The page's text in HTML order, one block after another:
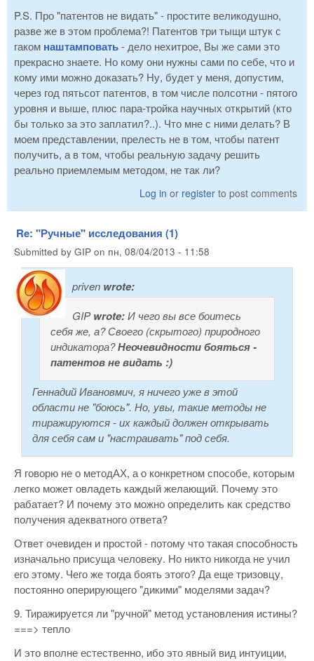
P.S. Про "патентов не видать" - простите великодушно,
разве же в этом проблема?! Патентов три тыщи штук с
гаком наштамповать- дело нехитрое, Вы же сами это
прекрасно знаете. Но кому они нужны сами по себе, что и
кому ими можно доказать? Ну, будет у меня, допустим,
через год пятьсот патентов, в том числе полсотни - пятого
уровня и выше, плюс пара-тройка научных открытий (кто
бы только за это заплатил?..). Что мне с ними делать? В
моем представлении, прелесть не в том, чтобы патент
получить, а в том, чтобы реальную задачу решить
реально приемлемым методом, не так ли?
Log in or register to post comments
Re: "Ручные" исследования (1)
Submitted by GIP on пн, 08/04/2013 - 11:58
priven wrote:
GIPwrote:И чего вы все боитесь
себя же, а? Своего (скрытого) природного
индикатора?Неочевидности бояться -
патентов не видать :)
Геннадий Ивановмич, я ничего уже в этой
области не "боюсь". Но, увы, такие методы не
тиражируются - их каждый должен открывать
для себя сам и "настраивать" под себя.
Я говорю не о методАХ, а о конкретном способе, которым
легко может овладеть каждый желающий. Почему это
рабатает? И почему это можно определить как средство
получения адекватного ответа?
Ответ очевиден и простой - потому что такая способность
изначально присуща человеку. Но никто никогда не учил
его этому. Чего же тогда боять этого? Да еще тризовцу,
постоянно оперирующего "дикими" моделями задач?
9. Тиражируется ли "ручной" метод установления истины?
===> тепло
И это вполне естественно, ибо это явный вид интуиции,